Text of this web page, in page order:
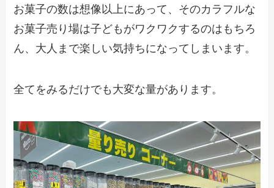
お菓子の数は想像以上にあって、そのカラフルな
お菓子売り場は子どもがワクワクするのはもちろ
ん、大人まで楽しい気持ちになってしまいます。
全てをみるだけでも大変な量があります。